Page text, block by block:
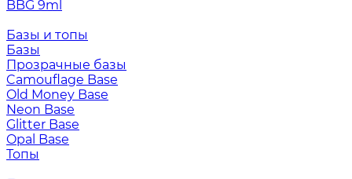
BBG 9ml
Базы и топы
Базы
Прозрачные базы
Camouflage Base
Old Money Base
Neon Base
Glitter Base
Opal Base
Топы